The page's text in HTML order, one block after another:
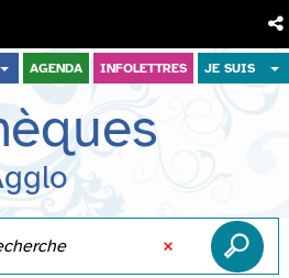
AGENDA INFOLETTRES JE SUIS